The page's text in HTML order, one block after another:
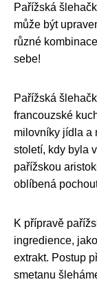
Pařížská
může být
různé
sebe!
Pařížská
francouzské
milovníky jídla a
století, kdy byla
pařížskou
oblíbená
K přípravě
ingredience,
extrakt. Postup
smetanu